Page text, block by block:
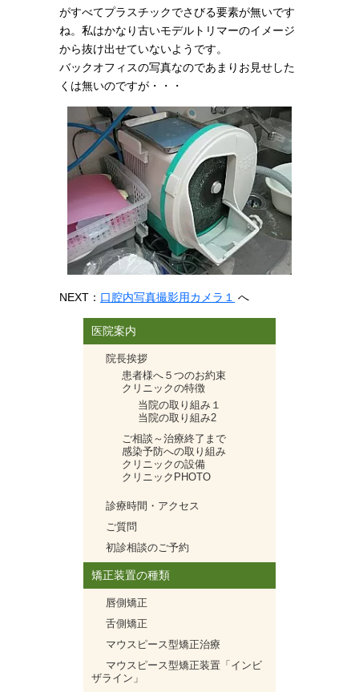
がすべてプラスチックでさびる要素が無いです
ね。私はかなり古いモデルトリマーのイメージ
から抜け出せていないようです。
バックオフィスの写真なのであまりお見せした
くは無いのですが・・・
NEXT： 口腔内写真撮影用カメラ１ へ
医院案内
院長挨拶
患者様へ５つのお約束
クリニックの特徴
当院の取り組み１
当院の取り組み2
ご相談～治療終了まで
感染予防への取り組み
クリニックの設備
クリニックPHOTO
診療時間・アクセス
ご質問
初診相談のご予約
矯正装置の種類
唇側矯正
舌側矯正
マウスピース型矯正治療
マウスピース型矯正装置「インビ
ザライン」